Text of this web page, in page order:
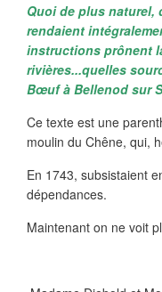
Quoi de plus naturel,
rendaient
instructions prônent
rivières...quelles
Bœuf à Bellenod sur
Ce texte est une
moulin du Chêne, qui,
En 1743, subsistaient
dépendances.
Maintenant on ne voit